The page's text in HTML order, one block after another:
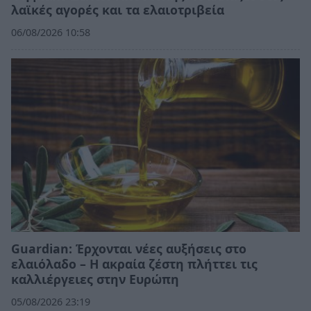
λαϊκές αγορές και τα ελαιοτριβεία
06/08/2026 10:58
Guardian: Έρχονται νέες αυξήσεις στο
ελαιόλαδο – Η ακραία ζέστη πλήττει τις
καλλιέργειες στην Ευρώπη
05/08/2026 23:19